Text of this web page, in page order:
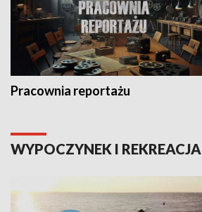
Pracownia reportażu
WYPOCZYNEK I REKREACJA